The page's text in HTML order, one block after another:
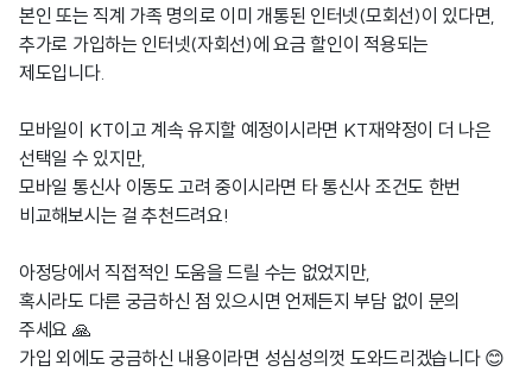
본인 또는 직계 가족 명의로 이미 개통된 인터넷(모회선)이 있다면,
추가로 가입하는 인터넷(자회선)에 요금 할인이 적용되는
제도입니다.
모바일이 KT이고 계속 유지할 예정이시라면 KT재약정이 더 나은
선택일 수 있지만,
모바일 통신사 이동도 고려 중이시라면 타 통신사 조건도 한번
비교해보시는 걸 추천드려요!
아정당에서 직접적인 도움을 드릴 수는 없었지만,
혹시라도 다른 궁금하신 점 있으시면 언제든지 부담 없이 문의
주세요 🙏
가입 외에도 궁금하신 내용이라면 성심성의껏 도와드리겠습니다 😊